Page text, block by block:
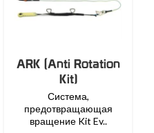
ARK (Anti Rotation
Kit)
Система,
предотвращающая
вращение Kit Ev..